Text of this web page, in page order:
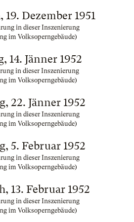
Dezember 1951
in dieser Inszenierung
im Volksoperngebäude)
14. Jänner 1952
in dieser Inszenierung
im Volksoperngebäude)
22. Jänner 1952
in dieser Inszenierung
im Volksoperngebäude)
5. Februar 1952
in dieser Inszenierung
im Volksoperngebäude)
13. Februar 1952
in dieser Inszenierung
im Volksoperngebäude)